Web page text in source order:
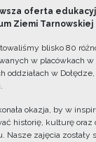
oferta
Ziemi Tarnowskiej
blisko 80
w placówkach w
oddziałach w
okazja, by w
historię, kulturę oraz
Nasze zajęcia zostały